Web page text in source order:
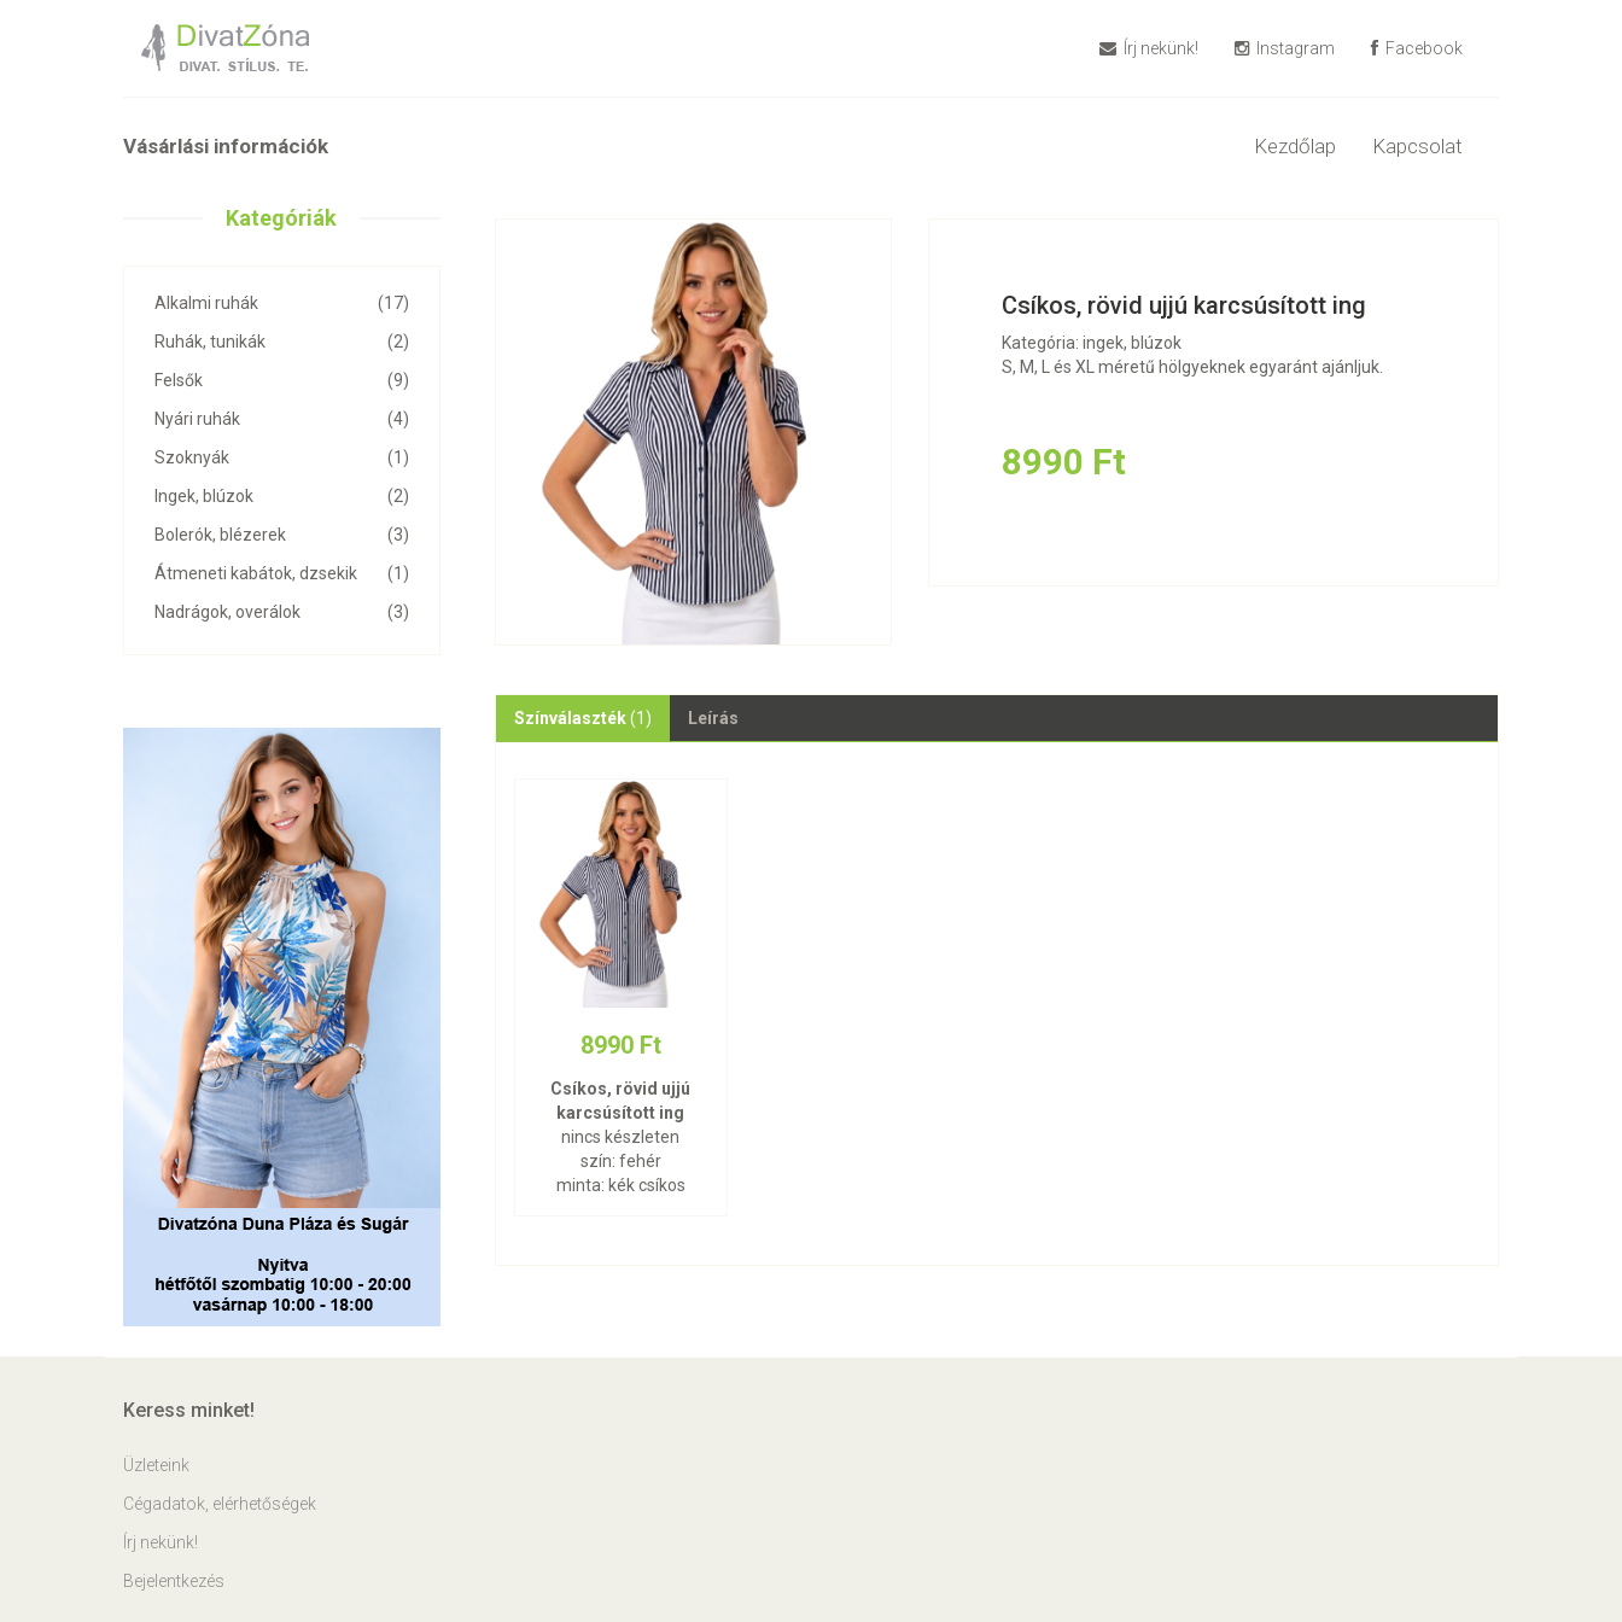
Írj nekünk! Instagram Facebook
Vásárlási információk Kezdőlap Kapcsolat
Kategóriák
(17)
Alkalmi ruhák
(2)
Ruhák, tunikák
(9)
Felsők
(4)
Nyári ruhák
(1)
Szoknyák
(2)
Ingek, blúzok
(3)
Bolerók, blézerek
(1)
Átmeneti kabátok, dzsekik
(3)
Nadrágok, overálok
Csíkos, rövid ujjú karcsúsított ing
Kategória: ingek, blúzok
S, M, L és XL méretű hölgyeknek egyaránt ajánljuk.
8990 Ft
Színválaszték(1) Leírás
8990 Ft
Csíkos, rövid ujjú
karcsúsított ing
nincs készleten
szín: fehér
minta: kék csíkos
Keress minket!
Üzleteink
Cégadatok, elérhetőségek
Írj nekünk!
Bejelentkezés